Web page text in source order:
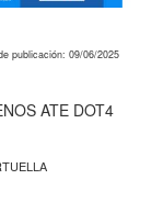
publicación: 09/06/2025
ATE DOT4